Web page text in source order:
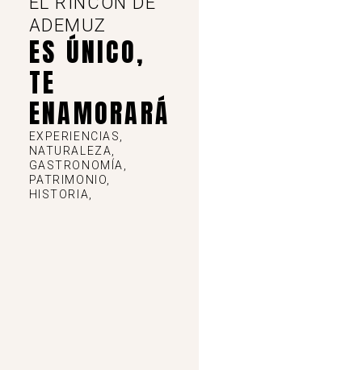
ADEMUZ
ES ÚNICO,
TE
ENAMORARÁ
EXPERIENCIAS,
NATURALEZA,
GASTRONOMÍA,
PATRIMONIO,
HISTORIA,